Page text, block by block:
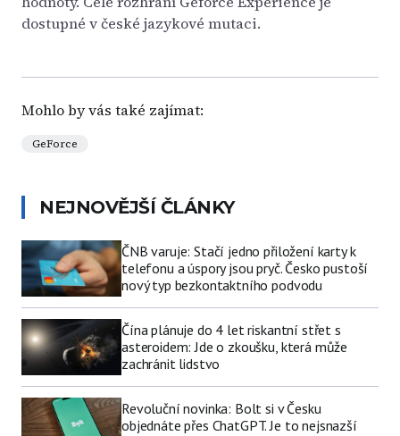
dostupné v české jazykové mutaci.
Mohlo by vás také zajímat:
GeForce
NEJNOVĚJŠÍ ČLÁNKY
ČNB varuje: Stačí jedno přiložení karty k
telefonu a úspory jsou pryč. Česko pustoší
nový typ bezkontaktního podvodu
Čína plánuje do 4 let riskantní střet s
asteroidem: Jde o zkoušku, která může
zachránit lidstvo
Revoluční novinka: Bolt si v Česku
objednáte přes ChatGPT. Je to nejsnazší